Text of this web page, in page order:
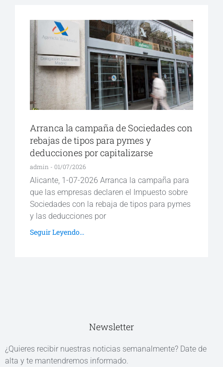
Arranca la campaña de Sociedades con
rebajas de tipos para pymes y
deducciones por capitalizarse
admin 01/07/2026
Alicante, 1-07-2026 Arranca la campaña para
que las empresas declaren el Impuesto sobre
Sociedades con la rebaja de tipos para pymes
y las deducciones por
Seguir Leyendo...
Newsletter
¿Quieres recibir nuestras noticias semanalmente? Date de
alta y te mantendremos informado.